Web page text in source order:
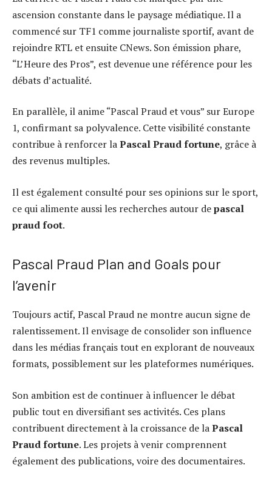
ascension constante dans le paysage médiatique. Il a
commencé sur TF1 comme journaliste sportif, avant de
rejoindre RTL et ensuite CNews. Son émission phare,
“L’Heure des Pros”, est devenue une référence pour les
débats d’actualité.
En parallèle, il anime “Pascal Praud et vous” sur Europe
1, confirmant sa polyvalence. Cette visibilité constante
contribue à renforcer laPascal Praud fortune, grâce à
des revenus multiples.
Il est également consulté pour ses opinions sur le sport,
ce qui alimente aussi les recherches autour depascal
praud foot.
Pascal Praud Plan and Goals pour
l’avenir
Toujours actif, Pascal Praud ne montre aucun signe de
ralentissement. Il envisage de consolider son influence
dans les médias français tout en explorant de nouveaux
formats, possiblement sur les plateformes numériques.
Son ambition est de continuer à influencer le débat
public tout en diversifiant ses activités. Ces plans
contribuent directement à la croissance de laPascal
Praud fortune. Les projets à venir comprennent
également des publications, voire des documentaires.